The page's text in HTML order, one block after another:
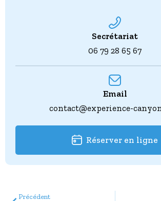
Secrétariat
06 79 28 65 67
Email
contact@experience-
Réserver en ligne
Précédent